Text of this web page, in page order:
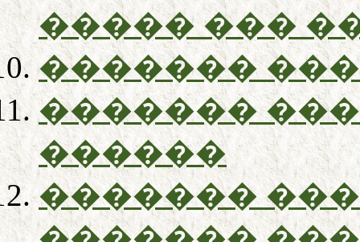
����� ���
�������
�������
������
�������